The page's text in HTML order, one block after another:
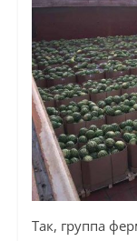
Так, группа